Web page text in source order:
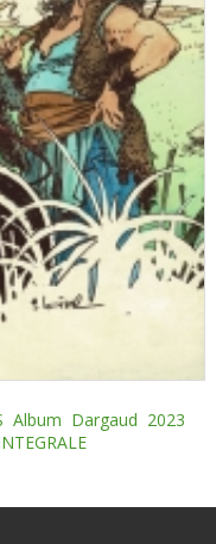
Album Dargaud 2023